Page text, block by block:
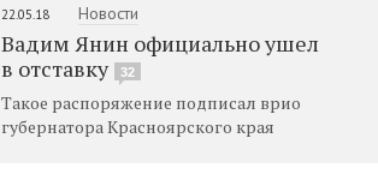
22.05.18 Новости
Вадим Янин официально ушел
в отставку
32
Такое распоряжение подписал врио
губернатора Красноярского края